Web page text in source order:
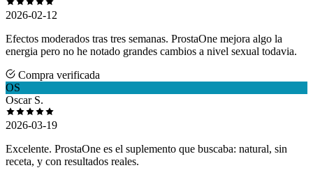
2026-02-12
Efectos moderados tras tres semanas. ProstaOne mejora algo la
energia pero no he notado grandes cambios a nivel sexual todavia.
Compra verificada
OS
Oscar S.
2026-03-19
Excelente. ProstaOne es el suplemento que buscaba: natural, sin
receta, y con resultados reales.